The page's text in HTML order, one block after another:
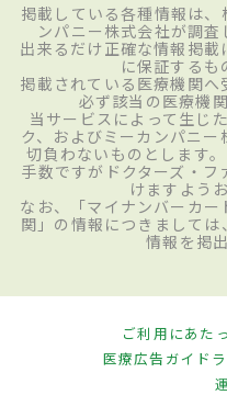
掲載している各種情報は
ンパニー株式会社が調査
出来るだけ正確な情報掲
に保証するも
掲載されている医療機関
必ず該当の医療機
当サービスによって生じ
ク、およびミーカンパニ
切負わないものとします
手数ですがドクターズ・
けますよう
なお、「マイナンバーカ
関」の情報につきましては
情報を掲
ご利用にあた
医療広告ガイド